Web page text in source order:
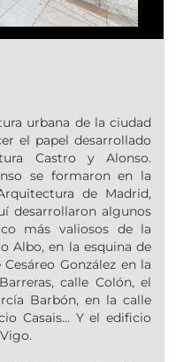
urbana de la ciudad
el papel desarrollado
Castro y Alonso.
se formaron en la
de Madrid,
desarrollaron algunos
más valiosos de la
Albo, en la esquina de
González en la
calle Colón, el
Barbón, en la calle
Casais... Y el edificio